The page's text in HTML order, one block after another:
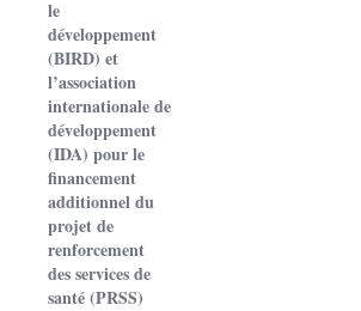
le
développement
(BIRD) et
l’association
internationale de
développement
(IDA) pour le
financement
additionnel du
projet de
renforcement
des services de
santé (PRSS)